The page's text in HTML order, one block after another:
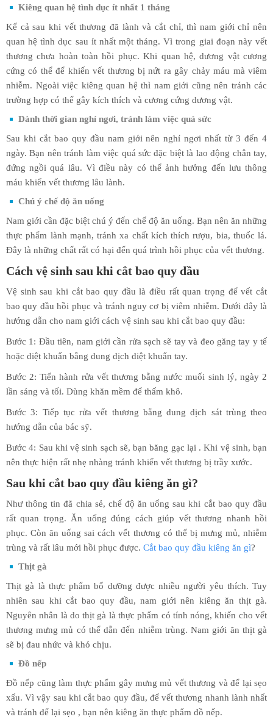
Kiêng quan hệ tình dục ít nhất 1 tháng
Kể cả sau khi vết thương đã lành và cắt chỉ, thì nam giới chỉ nên
quan hệ tình dục sau ít nhất một tháng. Vì trong giai đoạn này vết
thương chưa hoàn toàn hồi phục. Khi quan hệ, dương vật cương
cứng có thể để khiến vết thương bị nứt ra gây chảy máu mà viêm
nhiễm. Ngoài việc kiêng quan hệ thì nam giới cũng nên tránh các
trường hợp có thể gây kích thích và cương cứng dương vật.
Dành thời gian nghỉ ngơi, tránh làm việc quá sức
Sau khi cắt bao quy đầu nam giới nên nghỉ ngơi nhất từ 3 đến 4
ngày. Bạn nên tránh làm việc quá sức đặc biệt là lao động chân tay,
đứng ngồi quá lâu. Vì điều này có thể ảnh hưởng đến lưu thông
máu khiến vết thương lâu lành.
Chú ý chế độ ăn uống
Nam giới cần đặc biệt chú ý đến chế độ ăn uống. Bạn nên ăn những
thực phẩm lành mạnh, tránh xa chất kích thích rượu, bia, thuốc lá.
Đây là những chất rất có hại đến quá trình hồi phục của vết thương.
Cách vệ sinh sau khi cắt bao quy đầu
Vệ sinh sau khi cắt bao quy đầu là điều rất quan trọng để vết cắt
bao quy đầu hồi phục và tránh nguy cơ bị viêm nhiễm. Dưới đây là
hướng dẫn cho nam giới cách vệ sinh sau khi cắt bao quy đầu:
Bước 1: Đầu tiên, nam giới cần rửa sạch sẽ tay và đeo găng tay y tế
hoặc diệt khuẩn bằng dung dịch diệt khuẩn tay.
Bước 2: Tiến hành rửa vết thương bằng nước muối sinh lý, ngày 2
lần sáng và tối. Dùng khăn mềm để thấm khô.
Bước 3: Tiếp tục rửa vết thương bằng dung dịch sát trùng theo
hướng dẫn của bác sỹ.
Bước 4: Sau khi vệ sinh sạch sẽ, bạn băng gạc lại . Khi vệ sinh, bạn
nên thực hiện rất nhẹ nhàng tránh khiến vết thương bị trầy xước.
Sau khi cắt bao quy đầu kiêng ăn gì?
Như thông tin đã chia sẻ, chế độ ăn uống sau khi cắt bao quy đầu
rất quan trọng. Ăn uống đúng cách giúp vết thương nhanh hồi
phục. Còn ăn uống sai cách vết thương có thể bị mưng mủ, nhiễm
trùng và rất lâu mới hồi phục được. Cắt bao quy đầu kiêng ăn gì?
Thịt gà
Thịt gà là thực phẩm bổ dưỡng được nhiều người yêu thích. Tuy
nhiên sau khi cắt bao quy đầu, nam giới nên kiêng ăn thịt gà.
Nguyên nhân là do thịt gà là thực phẩm có tính nóng, khiến cho vết
thương mưng mủ có thể dẫn đến nhiễm trùng. Nam giới ăn thịt gà
sẽ bị đau nhức và khó chịu.
Đồ nếp
Đồ nếp cũng làm thực phẩm gây mưng mủ vết thương và để lại sẹo
xấu. Vì vậy sau khi cắt bao quy đầu, để vết thương nhanh lành nhất
và tránh để lại sẹo , bạn nên kiêng ăn thực phẩm đồ nếp.